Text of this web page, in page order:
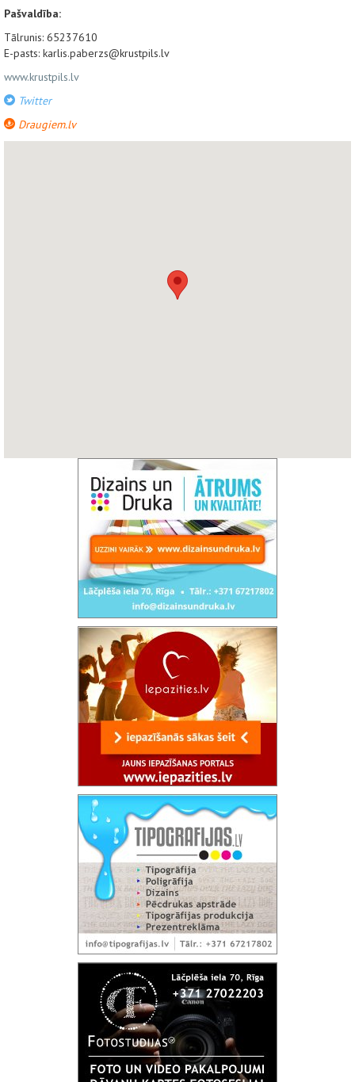
Pašvaldība:
Tālrunis: 65237610
E-pasts: karlis.paberzs@krustpils.lv
www.krustpils.lv
Twitter
Draugiem.lv